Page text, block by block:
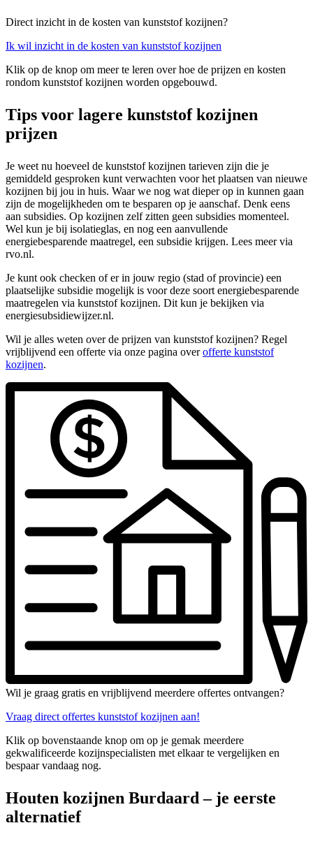
Direct inzicht in de kosten van kunststof kozijnen?
Ik wil inzicht in de kosten van kunststof kozijnen
Klik op de knop om meer te leren over hoe de prijzen en kosten
rondom kunststof kozijnen worden opgebouwd.
Tips voor lagere kunststof kozijnen
prijzen
Je weet nu hoeveel de kunststof kozijnen tarieven zijn die je
gemiddeld gesproken kunt verwachten voor het plaatsen van nieuwe
kozijnen bij jou in huis. Waar we nog wat dieper op in kunnen gaan
zijn de mogelijkheden om te besparen op je aanschaf. Denk eens
aan subsidies. Op kozijnen zelf zitten geen subsidies momenteel.
Wel kun je bij isolatieglas, en nog een aanvullende
energiebesparende maatregel, een subsidie krijgen. Lees meer via
rvo.nl.
Je kunt ook checken of er in jouw regio (stad of provincie) een
plaatselijke subsidie mogelijk is voor deze soort energiebesparende
maatregelen via kunststof kozijnen. Dit kun je bekijken via
energiesubsidiewijzer.nl.
Wil je alles weten over de prijzen van kunststof kozijnen? Regel
vrijblijvend een offerte via onze pagina overofferte kunststof
kozijnen.
Wil je graag gratis en vrijblijvend meerdere offertes ontvangen?
Vraag direct offertes kunststof kozijnen aan!
Klik op bovenstaande knop om op je gemak meerdere
gekwalificeerde kozijnspecialisten met elkaar te vergelijken en
bespaar vandaag nog.
Houten kozijnen Burdaard – je eerste
alternatief